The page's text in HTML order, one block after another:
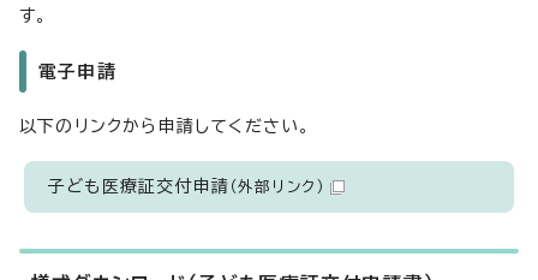
す。
電子申請
以下のリンクから申請してください。
子ども医療証交付申請 （外部リンク）